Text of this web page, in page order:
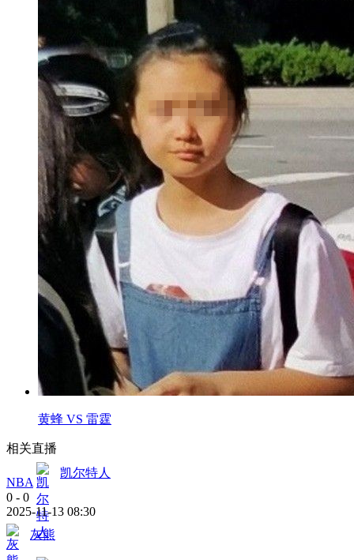
黄蜂 VS 雷霆
相关直播
NBA
凯尔特人
0 - 0
2025-11-13 08:30
灰熊